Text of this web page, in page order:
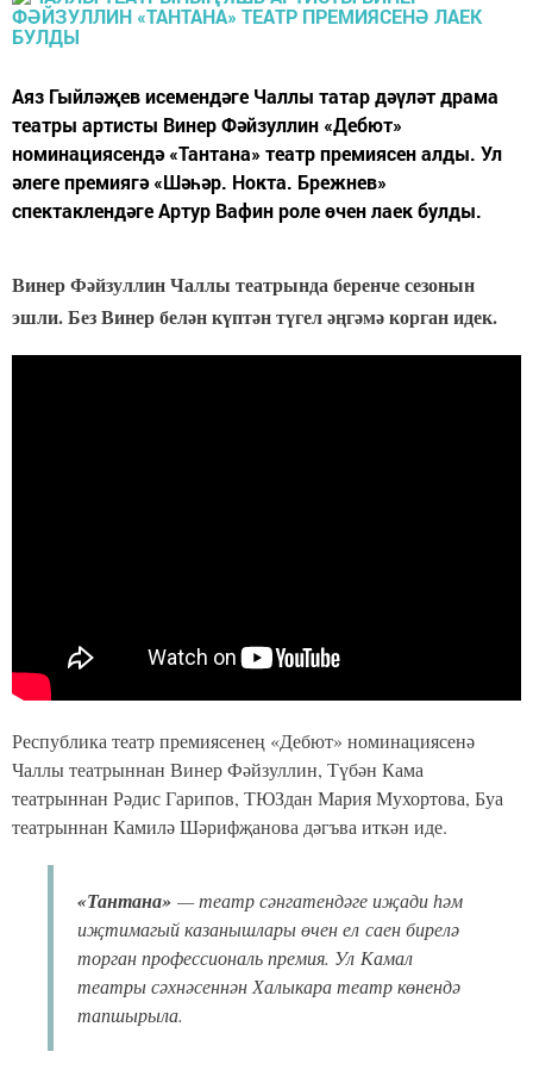
Аяз Гыйләҗев исемендәге Чаллы татар дәүләт драма
театры артисты Винер Фәйзуллин «Дебют»
номинациясендә «Тантана» театр премиясен алды. Ул
әлеге премиягә «Шәһәр. Нокта. Брежнев»
спектаклендәге Артур Вафин роле өчен лаек булды.
Винер Фәйзуллин Чаллы театрында беренче сезонын
эшли. Без Винер белән күптән түгел әңгәмә корган идек.
Республика театр премиясенең «Дебют» номинациясенә
Чаллы театрыннан Винер Фәйзуллин, Түбән Кама
театрыннан Рәдис Гарипов, ТЮЗдан Мария Мухортова, Буа
театрыннан Камилә Шәрифҗанова дәгъва иткән иде.
«Тантана» — театр сәнгатендәге иҗади һәм
иҗтимагый казанышлары өчен ел саен бирелә
торган профессиональ премия. Ул Камал
театры сәхнәсеннән Халыкара театр көнендә
тапшырыла.